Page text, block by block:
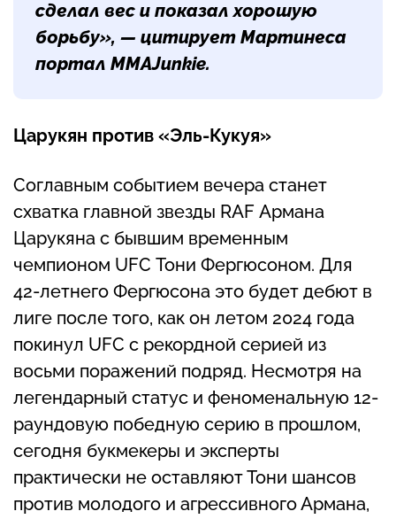
сделал вес и показал хорошую
борьбу», — цитирует Мартинеса
портал MMAJunkie.
Царукян против «Эль-Кукуя»
Соглавным событием вечера станет
схватка главной звезды RAF Армана
Царукяна с бывшим временным
чемпионом UFC Тони Фергюсоном. Для
42-летнего Фергюсона это будет дебют в
лиге после того, как он летом 2024 года
покинул UFC с рекордной серией из
восьми поражений подряд. Несмотря на
легендарный статус и феноменальную 12-
раундовую победную серию в прошлом,
сегодня букмекеры и эксперты
практически не оставляют Тони шансов
против молодого и агрессивного Армана,